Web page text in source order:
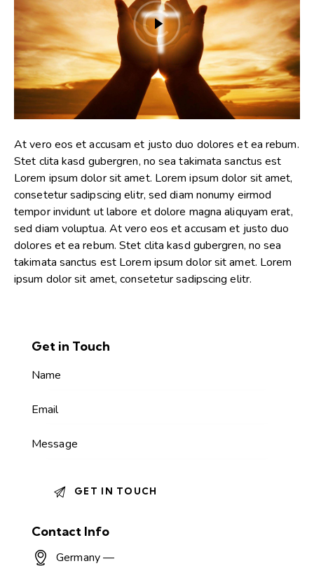
At vero eos et accusam et justo duo dolores et ea rebum.
Stet clita kasd gubergren, no sea takimata sanctus est
Lorem ipsum dolor sit amet. Lorem ipsum dolor sit amet,
consetetur sadipscing elitr, sed diam nonumy eirmod
tempor invidunt ut labore et dolore magna aliquyam erat,
sed diam voluptua. At vero eos et accusam et justo duo
dolores et ea rebum. Stet clita kasd gubergren, no sea
takimata sanctus est Lorem ipsum dolor sit amet. Lorem
ipsum dolor sit amet, consetetur sadipscing elitr.
Get in Touch
Contact Info
Germany —